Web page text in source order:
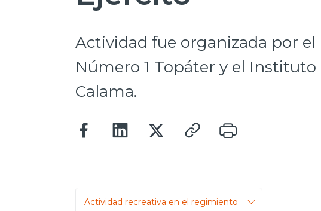
Actividad fue organizada por
Número 1 Topáter y el
Calama.
Actividad recreativa en el regimiento